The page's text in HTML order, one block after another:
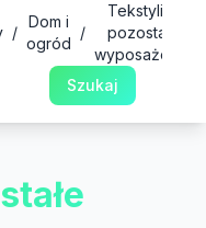
/
Dom i
ogród
/
Tekstylia i
pozostałe
wyposażenie
Szukaj